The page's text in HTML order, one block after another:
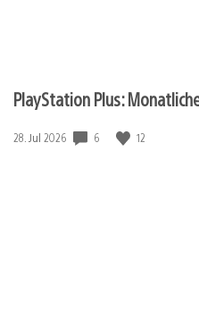
PlayStation Plus:
Veröffentlichungsdatum:
28. Jul 2026 6 12